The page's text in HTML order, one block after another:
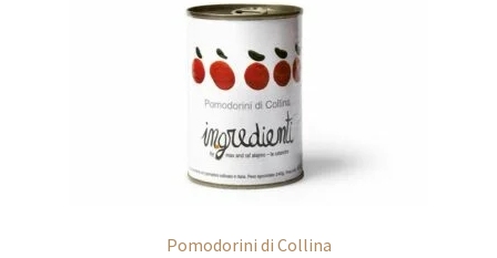
Pomodorini di Collina